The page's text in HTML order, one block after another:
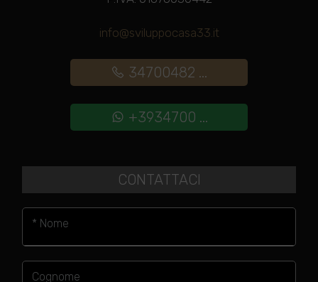
info@sviluppocasa33.it
34700482 ...
+3934700 ...
CONTATTACI
* Nome
Cognome